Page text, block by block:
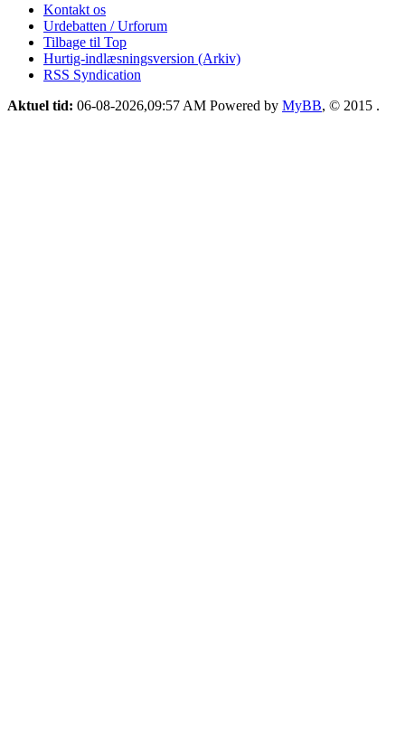
Kontakt os
Urdebatten / Urforum
Tilbage til Top
Hurtig-indlæsningsversion (Arkiv)
RSS Syndication
Aktuel tid: 06-08-2026,09:57 AM Powered by MyBB, © 2015 .